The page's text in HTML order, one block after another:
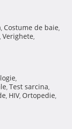
, Costume de baie,
, Verighete,
,
, Test sarcina,
, HIV, Ortopedie,